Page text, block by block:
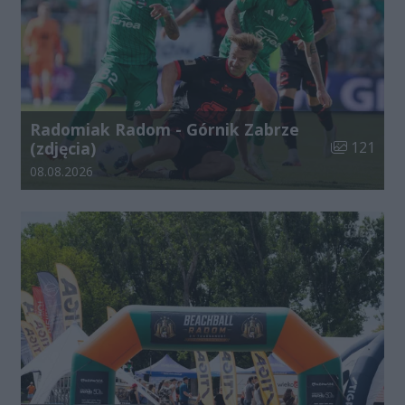
Radomiak Radom - Górnik Zabrze
(zdjęcia)
Liczba
121
Data dodania galerii:
08.08.2026